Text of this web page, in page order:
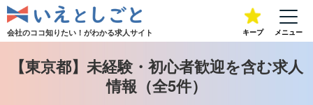
会社のココ知りたい！がわかる求人サイト キープ メニュー
【東京都】未経験・初心者歓迎を含む求人
情報（全5件）